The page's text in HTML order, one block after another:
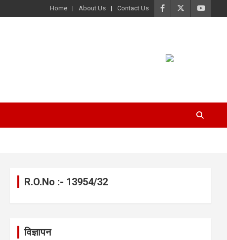
Home About Us Contact Us
R.O.No :- 13954/32
विज्ञापन